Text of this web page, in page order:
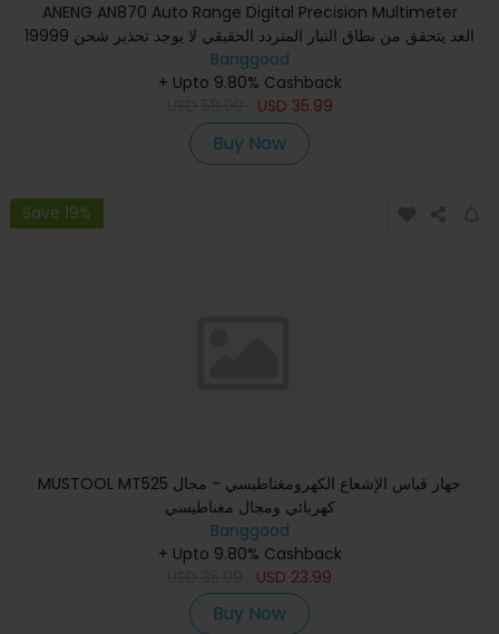
ANENG AN870 Auto Range Digital Precision Multimeter
19999 العد يتحقق من نطاق التيار المتردد الحقيقي لا يوجد تحذير شحن
NC
Banggood
+ Upto 9.80% Cashback
USD 35.99
Buy Now
Save 19%
MUSTOOL MT525 جهاز قياس الإشعاع الكهرومغناطيسي - مجال
كهربائي ومجال مغناطيسي
Banggood
+ Upto 9.80% Cashback
USD 23.99
Buy Now